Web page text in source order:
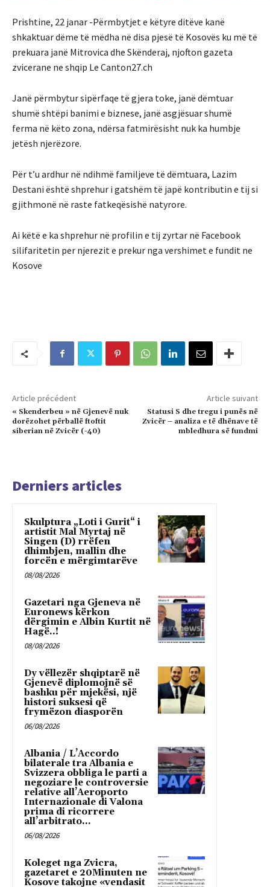
Prishtine, 22 janar -Përmbytjet e këtyre ditëve kanë
shkaktuar dëme të mëdha në disa pjesë të Kosovës ku më të
prekuara janë Mitrovica dhe Skënderaj, njofton gazeta
zvicerane ne shqip Le Canton27.ch
Janë përmbytur sipërfaqe të gjera toke, janë dëmtuar
shumë shtëpi banimi e biznese, janë asgjësuar shumë
ferma në këto zona, ndërsa fatmirësisht nuk ka humbje
jetësh njerëzore.
Për t’u ardhur në ndihmë familjeve të dëmtuara, Lazim
Destani është shprehur i gatshëm të japë kontributin e tij si
gjithmonë në raste fatkeqësishë natyrore.
Ai këtë e ka shprehur në profilin e tij zyrtar në Facebook
silifaritetin per njerezit e prekur nga vershimet e fundit ne
Kosove
Article précédent
« Skenderbeu » në Gjenevë nuk
dorëzohet përballë ftoftit
siberian në Zvicër (-40)
Article suivant
Statusi S dhe tregu i punës në
Zvicër – analiza e të dhënave të
mbledhura së fundmi
Derniers articles
Skulptura „Loti i Gurit“ i
artistit Mal Myrtaj në
Singen (D) rrëfen
dhimbjen, mallin dhe
forcën e mërgimtarëve
08/08/2026
Gazetari nga Gjeneva në
Euronews kërkon
dërgimin e Albin Kurtit në
Hagë..!
08/08/2026
Dy vëllezër shqiptarë në
Gjenevë diplomojnë së
bashku për mjekësi, një
histori suksesi që
frymëzon diasporën
06/08/2026
Albania / L’Accordo
bilaterale tra Albania e
Svizzera obbliga le parti a
negoziare le controversie
relative all’Aeroporto
Internazionale di Valona
prima di ricorrere
all’arbitrato...
06/08/2026
Koleget nga Zvicra,
gazetaret e 20Minuten ne
Kosove takojne «vendasit